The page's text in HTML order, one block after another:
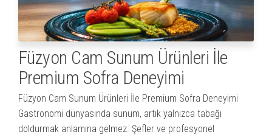
Füzyon Cam Sunum Ürünleri İle
Premium Sofra Deneyimi
Füzyon Cam Sunum Ürünleri İle Premium Sofra Deneyimi
Gastronomi dünyasında sunum, artık yalnızca tabağı
doldurmak anlamına gelmez. Şefler ve profesyonel